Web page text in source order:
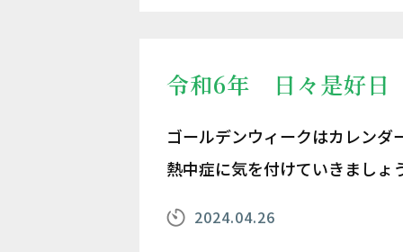
令和6年 日々是好日
ゴールデンウィークはカレンダ
熱中症に気を付けていきまし
2024.04.26